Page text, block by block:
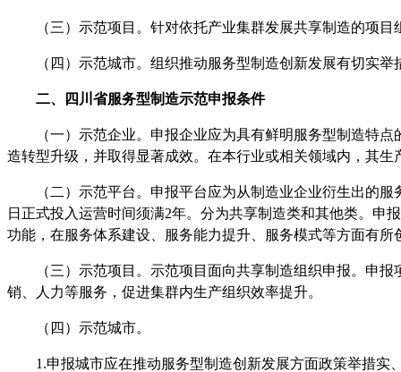
（三）示范项目。针对依托产业集群发展共享制造的项目
（四）示范城市。组织推动服务型制造创新发展有切实举
二、 四川省服务型制造示范申报条件
（一）示范企业。申报企业应为具有鲜明服务型制造特点
造转型升级，并取得显著成效。在本行业或相关领域内，其
（二）示范平台。申报平台应为从制造业企业衍生出的服
日正式投入运营时间须满2年。分为共享制造类和其他类。申
功能，在服务体系建设、服务能力提升、服务模式等方面有
（三）示范项目。示范项目面向共享制造组织申报。申报
销、人力等服务，促进集群内生产组织效率提升。
（四）示范城市。
1.申报城市应在推动服务型制造创新发展方面政策举措